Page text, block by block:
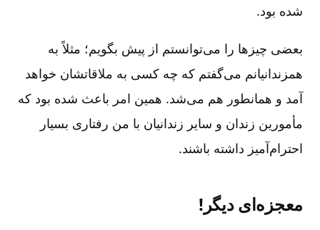
شده بود.
بعضی چیزها را می‌توانستم از پیش بگویم‌؛ مثلاً به
همزندانیانم می‌گفتم که چه کسی به ملاقاتشان خواهد
آمد و همانطور هم می‌شد. همین امر باعث شده بود که
مأمورین زندان و سایر زندانیان با من رفتاری بسیار
احترام‌آمیز داشته باشند.
معجزه‌ای دیگر!